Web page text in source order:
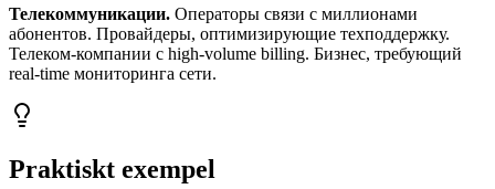
Телекоммуникации. Операторы связи с миллионами
абонентов. Провайдеры, оптимизирующие техподдержку.
Телеком-компании с high-volume billing. Бизнес, требующий
real-time мониторинга сети.
Praktiskt exempel